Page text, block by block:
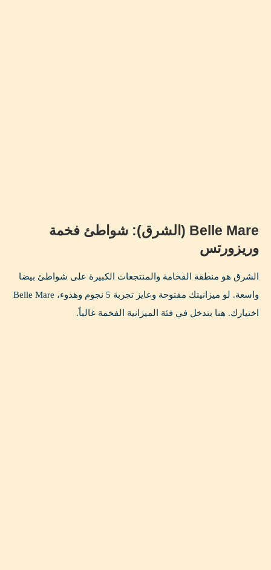
Belle Mare (الشرق): شواطئ فخمة
وريزورتس
الشرق هو منطقة الفخامة والمنتجعات الكبيرة على شواطئ بيضا
واسعة. لو ميزانيتك مفتوحة وعايز تجربة 5 نجوم وهدوء، Belle Mare
اختيارك. هنا بتدخل في فئة الميزانية الفخمة غالباً.